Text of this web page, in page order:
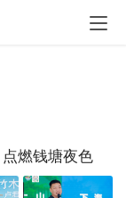
醉美杭州趣游海南！海南文旅推介活动 点燃钱塘夜色